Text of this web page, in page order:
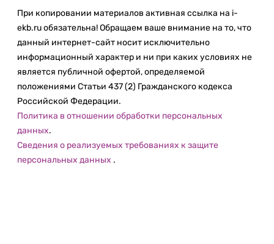
При копировании материалов активная ссылка на i-
ekb.ru обязательна! Обращаем ваше внимание на то, что
данный интернет-сайт носит исключительно
информационный характер и ни при каких условиях не
является публичной офертой, определяемой
положениями Статьи 437 (2) Гражданского кодекса
Российской Федерации.
Политика в отношении обработки персональных
данных.
Сведения о реализуемых требованиях к защите
персональных данных .